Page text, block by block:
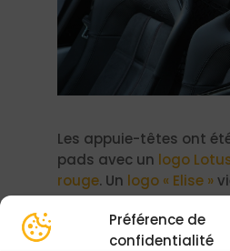
Préférence de
confidentialité
Les appuie-têtes ont
pads avec un logo
rouge. Un logo « Elise »
orner la partie haute
carbone.